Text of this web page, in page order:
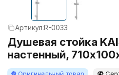
Артикул:R-0033
Душевая стойка
настенный,